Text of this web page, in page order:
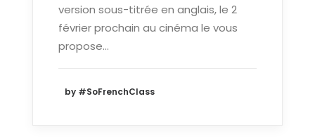
version sous-titrée en anglais, le 2
février prochain au cinéma le vous
propose…
by #SoFrenchClass